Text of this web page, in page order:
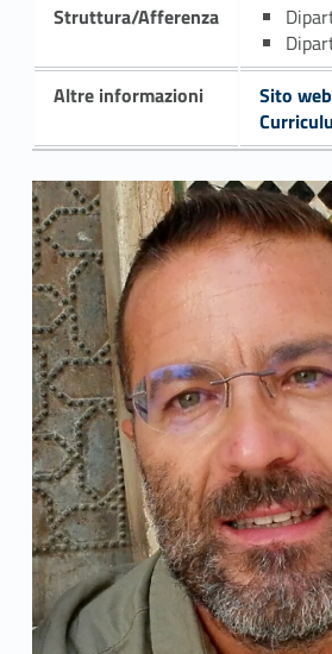
Struttura/Afferenza
Altre informazioni
Sito